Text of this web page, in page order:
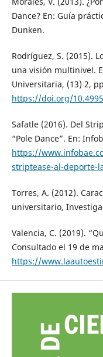
Dance? En: Guía
Dunken.
Rodríguez, S. (2015).
una visión multinivel.
Universitaria, (13) 2,
https://doi.org/
Safatle (2016). Del
“Pole Dance”. En:
https://
striptease-al-deporte-
Torres, A. (2012).
universitario,
Valencia, C. (2019).
Consultado el 19 de
https://